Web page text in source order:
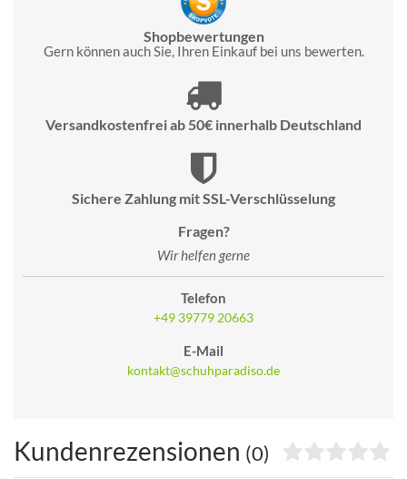
Shopbewertungen
Gern können auch Sie, Ihren Einkauf bei uns bewerten.
Versandkostenfrei ab 50€ innerhalb Deutschland
Sichere Zahlung mit SSL-Verschlüsselung
Fragen?
Wir helfen gerne
Telefon
+49 39779 20663
E-Mail
kontakt@schuhparadiso.de
Kundenrezensionen (0)